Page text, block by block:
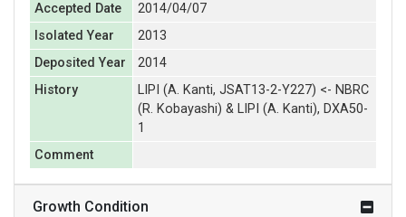
Accepted Date
2014/04/07
Isolated Year
2013
Deposited Year
2014
History
LIPI (A. Kanti, JSAT13-2-Y227) <- NBRC
(R. Kobayashi) & LIPI (A. Kanti), DXA50-
1
Comment
Growth Condition